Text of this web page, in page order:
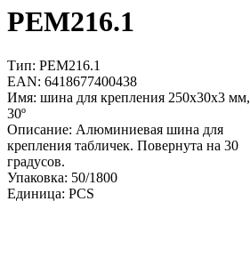
PEM216.1
Тип: PEM216.1
EAN: 6418677400438
Имя: шина для крепления 250x30x3 мм,
30º
Описание: Алюминиевая шина для
крепления табличек. Повернута на 30
градусов.
Упаковка: 50/1800
Единица: PCS